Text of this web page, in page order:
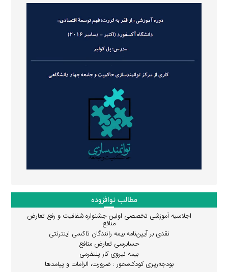
مطالب نوافزوده
اجلاسیه آموزشی تخصصی اولین جشنواره شفافیت و رفع تعارض
منافع
نقدی بر آیین‌نامه بیمه رانندگان تاکسی اینترنتی
حسابرسی تعارض منافع
بیمه نیروی کار پلتفرمی
بودجه‌ریزی کودک‌محور : ضرورت، الزامات و پیامدها